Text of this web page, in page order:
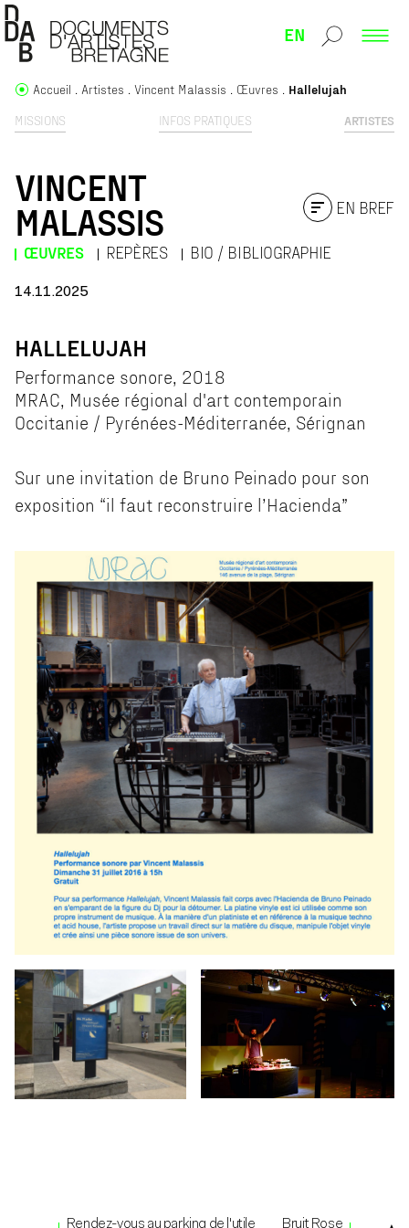
EN
MISSIONS INFOS PRATIQUES ARTISTES
Accueil Artistes Vincent Malassis Œuvres Hallelujah
VINCENT
MALASSIS
ŒUVRES REPÈRES BIO / BIBLIOGRAPHIE
EN BREF
14.11.2025
HALLELUJAH
Performance sonore, 2018
MRAC, Musée régional d'art contemporain
Occitanie / Pyrénées-Méditerranée, Sérignan
Sur une invitation de Bruno Peinado pour son
exposition “il faut reconstruire l’Hacienda”
Rendez-vous au parking de l'utile Bruit Rose